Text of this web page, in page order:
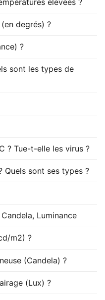
degrés) ?
?
sont les types de
? Tue-t-elle les virus ?
Quels sont ses types ?
Luminance
m2) ?
(Candela) ?
(Lux) ?